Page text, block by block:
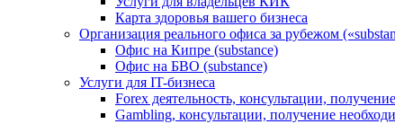
Карта здоровья вашего бизнеса
Организация реального офиса за рубежом
Офис на Кипре (substance)
Офис на БВО (substance)
Услуги для IT-бизнеса
Forex деятельность, консультации,
Gambling, консультации, получение